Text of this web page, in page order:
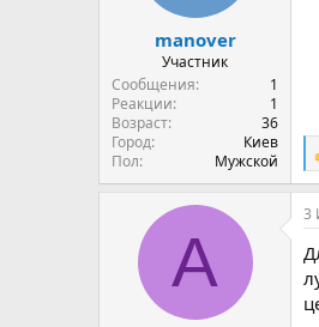
manover
Участник
Сообщения
1
Реакции
1
Возраст
36
Город
Киев
Пол
Мужской
Р
е
а
к
:
A
3